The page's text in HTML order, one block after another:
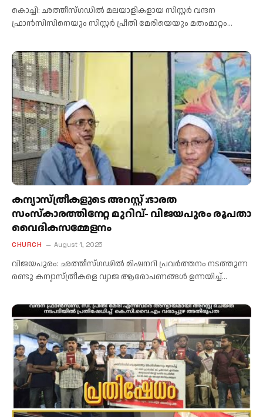
കൊച്ചി: ഛത്തീസ്ഗഡിൽ മലയാളികളായ സിസ്റ്റർ വന്ദന
ഫ്രാൻസിസിനെയും സിസ്റ്റർ പ്രീതി മേരിയെയും മതംമാറ്റം…
കന്യാസ്ത്രീകളുടെ അറസ്റ്റ് :ഭാരത
സംസ്കാരത്തിനേറ്റ മുറിവ്- വിജയപുരം രൂപതാ
വൈദികസമ്മേളനം
CHURCH August 1, 2025
വിജയപുരം: ഛത്തീസ്ഗഢിൽ മിഷനറി പ്രവർത്തനം നടത്തുന്ന
രണ്ടു കന്യാസ്ത്രീകളെ വ്യാജ ആരോപണങ്ങൾ ഉന്നയിച്ച്…